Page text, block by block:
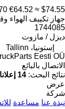
€64.52 ≈ $74.55
جهاز تكييف الهواء
1744085
ديزل / مازوت
إستونيا، Tallinn
Eesti OÜ
الاتصال بالبائع
نتائج البحث: 14 إعلانات
عرض
شركة
نبذة عنا مساعدة